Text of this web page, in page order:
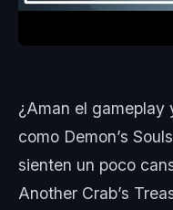
¿Aman el gameplay
como Demon’s
sienten un poco
Another Crab’s